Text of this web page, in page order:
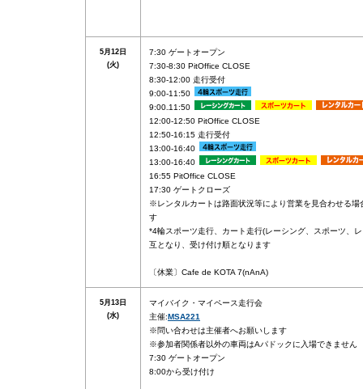
5月12日
(火)
7:30 ゲートオープン
7:30-8:30 PitOffice CLOSE
8:30-12:00 走行受付
9:00-11:50
9:00₋11:50
12:00-12:50 PitOffice CLOSE
12:50-16:15 走行受付
13:00-16:40
13:00-16:40
16:55 PitOffice CLOSE
17:30 ゲートクローズ
※レンタルカートは路面状況等により営業を見合わせる場
す
*4輪スポーツ走行、カート走行(レーシング、スポーツ、
互となり、受け付け順となります
〔休業〕Cafe de KOTA 7(nAnA)
5月13日
(水)
マイバイク・マイペース走行会
主催:MSA221
※問い合わせは主催者へお願いします
※参加者関係者以外の車両はAパドックに入場できません
7:30 ゲートオープン
8:00から受け付け